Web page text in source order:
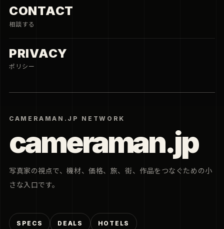
CAMERAMAN.JP NETWORK
cameraman.jp
写真家の視点で、機材、価格、旅、街、作品をつなぐための小
さな入口です。
SPECS DEALS HOTELS
CONTACT
相談する
PRIVACY
ポリシー